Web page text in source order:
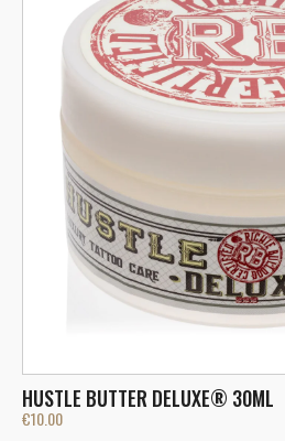
HUSTLE BUTTER DELUXE® 30ML
€10.00